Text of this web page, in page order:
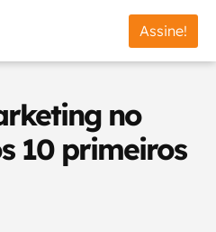
Assine!
no
10 primeiros